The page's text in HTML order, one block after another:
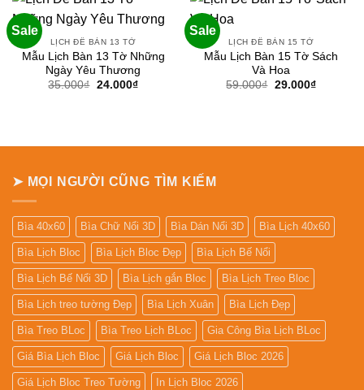
Sale
LỊCH ĐỂ BÀN 13 TỜ
Mẫu Lịch Bàn 13 Tờ Những
Ngày Yêu Thương
35.000₫ Giá
24.000₫Giá
Sale
LỊCH ĐỂ BÀN 15 TỜ
Mẫu Lịch Bàn 15 Tờ Sách
Và Hoa
59.000₫ Giá
29.000₫Giá
➤ MỌI NGƯỜI CŨNG TÌM KIẾM
Bìa 40x60 Bìa Chữ Nổi 3D Bìa Dán Nổi 3D Bìa Lịch 40x60
Bìa Lịch Bloc Bìa Lịch Bloc Đẹp Bìa Lịch Bế Nổi
Bìa Lịch Bế Nổi 3D Bìa Lịch gắn Bloc Bìa Lịch Treo Bloc
Bìa Lịch treo tường Đẹp Bìa Lịch Xuân Bìa Lịch Đẹp
Bìa Treo BLoc Bìa Treo Lịch BLoc Gia Công Bìa Lịch BLoc
Giá Bìa Lịch Bloc Giá Lịch Bloc Giá Lịch Bloc 2026
Giá Lịch Bloc Treo Tường In Lịch Bloc 2026